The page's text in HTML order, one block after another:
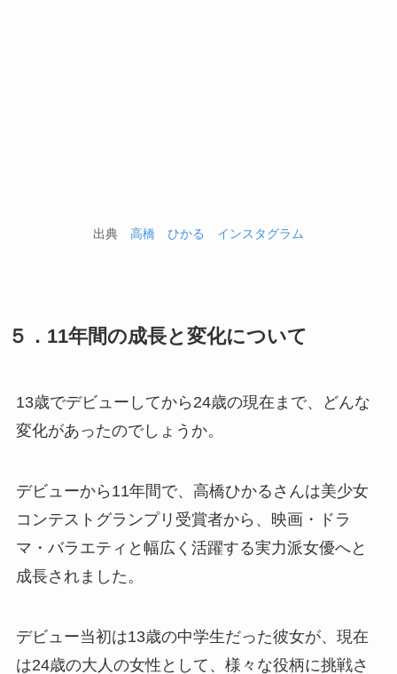
出典 高橋 ひかる インスタグラム
５．11年間の成長と変化について
13歳でデビューしてから24歳の現在まで、どんな
変化があったのでしょうか。
デビューから11年間で、高橋ひかるさんは美少女
コンテストグランプリ受賞者から、映画・ドラ
マ・バラエティと幅広く活躍する実力派女優へと
成長されました。
デビュー当初は13歳の中学生だった彼女が、現在
は24歳の大人の女性として、様々な役柄に挑戦さ